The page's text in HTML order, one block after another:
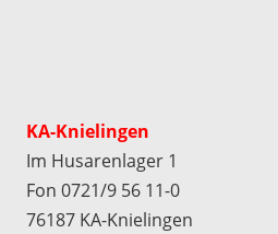
KA-Knielingen
Im Husarenlager 1
Fon 0721/9 56 11-0
76187 KA-Knielingen